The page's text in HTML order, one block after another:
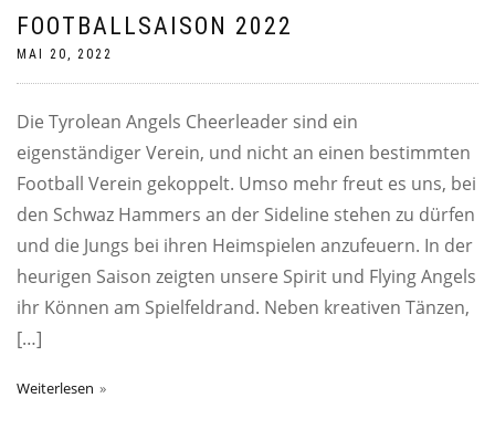
FOOTBALLSAISON 2022
MAI 20, 2022
Die Tyrolean Angels Cheerleader sind ein
eigenständiger Verein, und nicht an einen bestimmten
Football Verein gekoppelt. Umso mehr freut es uns, bei
den Schwaz Hammers an der Sideline stehen zu dürfen
und die Jungs bei ihren Heimspielen anzufeuern. In der
heurigen Saison zeigten unsere Spirit und Flying Angels
ihr Können am Spielfeldrand. Neben kreativen Tänzen,
[…]
Weiterlesen